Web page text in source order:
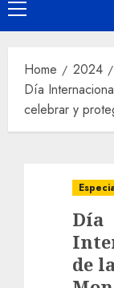
Primary
Menu
Home 2024
Día
celebrar y
Día
de